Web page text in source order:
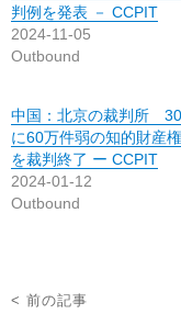
判例を発表 － CCPIT
2024-11-05
Outbound
中国：北京の裁判所
に60万件弱の知的財産
を裁判終了 ー CCPIT
2024-01-12
Outbound
投
< 前の記事